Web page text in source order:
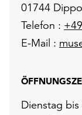
01744
Telefon :
E-Mail :
Dienstag